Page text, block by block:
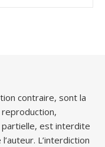
contraire, sont la
partielle, est interdite
L’interdiction